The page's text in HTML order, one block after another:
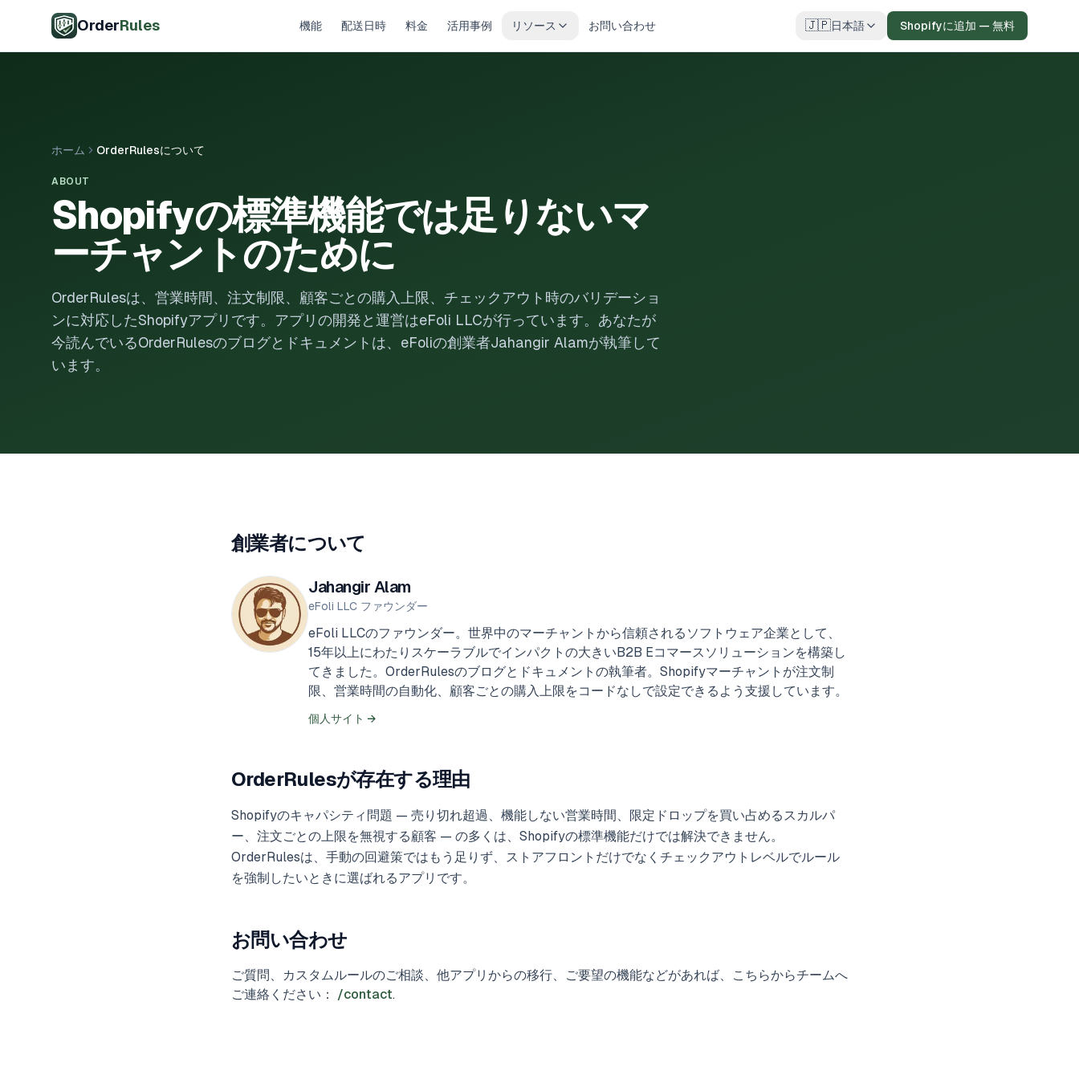
OrderRules 機能 配送日時 料金 活用事例 リソース お問い合わせ 🇯🇵日本語 Shopifyに追加 — 無料
ホーム OrderRulesについて
ABOUT
Shopifyの標準機能では足りないマ
ーチャントのために
OrderRulesは、営業時間、注文制限、顧客ごとの購入上限、チェックアウト時のバリデーショ
ンに対応したShopifyアプリです。アプリの開発と運営はeFoli LLCが行っています。あなたが
今読んでいるOrderRulesのブログとドキュメントは、eFoliの創業者Jahangir Alamが執筆して
います。
創業者について
Jahangir Alam
eFoli LLC ファウンダー
eFoli LLCのファウンダー。世界中のマーチャントから信頼されるソフトウェア企業として、
15年以上にわたりスケーラブルでインパクトの大きいB2B Eコマースソリューションを構築し
てきました。OrderRulesのブログとドキュメントの執筆者。Shopifyマーチャントが注文制
限、営業時間の自動化、顧客ごとの購入上限をコードなしで設定できるよう支援しています。
個人サイト →
OrderRulesが存在する理由
Shopifyのキャパシティ問題 — 売り切れ超過、機能しない営業時間、限定ドロップを買い占めるスカルパ
ー、注文ごとの上限を無視する顧客 — の多くは、Shopifyの標準機能だけでは解決できません。
OrderRulesは、手動の回避策ではもう足りず、ストアフロントだけでなくチェックアウトレベルでルール
を強制したいときに選ばれるアプリです。
お問い合わせ
ご質問、カスタムルールのご相談、他アプリからの移行、ご要望の機能などがあれば、こちらからチームへ
ご連絡ください：
/contact.